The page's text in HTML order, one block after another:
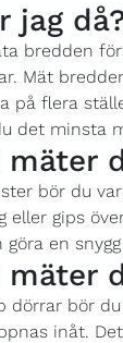
jag
bredden
Mät
på flera
det minsta
mäter
bör du
eller gips
göra en
mäter
dörrar bör
inåt.